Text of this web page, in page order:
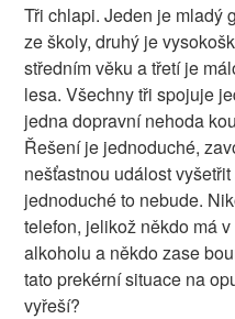
Tři chlapi. Jeden je mladý
ze školy, druhý je
středním věku a třetí je
lesa. Všechny tři spojuje
jedna dopravní nehoda
Řešení je jednoduché,
nešťastnou událost
jednoduché to nebude.
telefon, jelikož někdo má
alkoholu a někdo zase
tato prekérní situace na
vyřeší?